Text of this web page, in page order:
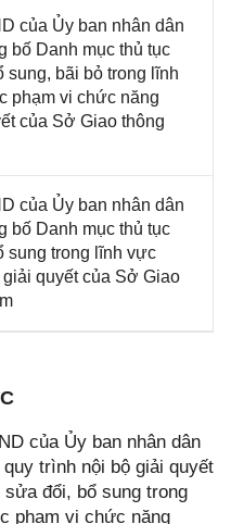
của Ủy ban nhân dân
bố Danh mục thủ tục
bãi bỏ trong lĩnh
phạm vi chức năng
của Sở Giao thông
của Ủy ban nhân dân
bố Danh mục thủ tục
sung trong lĩnh vực
quyết của Sở Giao
của Ủy ban nhân dân
trình nội bộ giải quyết
đổi, bổ sung trong
phạm vi chức năng